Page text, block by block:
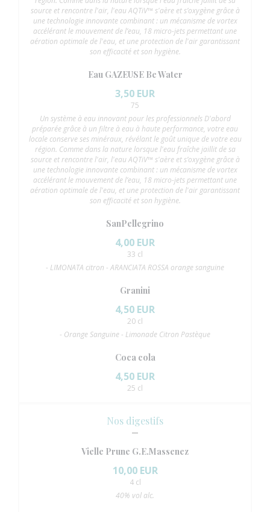
source et rencontre l'air, l'eau AQTiV™ s'aère et s’oxygène grâce à
une technologie innovante combinant : un mécanisme de vortex
accélérant le mouvement de l’eau, 18 micro-jets permettant une
aération optimale de l'eau, et une protection de l'air garantissant
son efficacité et son hygiène.
Eau GAZEUSE Be Water
3,50 EUR
75
Un système à eau innovant pour les professionnels D'abord
préparée grâce à un filtre à eau à haute performance, votre eau
locale conserve ses minéraux, révélant le goût unique de votre eau
région. Comme dans la nature lorsque l'eau fraîche jaillit de sa
source et rencontre l'air, l'eau AQTiV™ s'aère et s’oxygène grâce à
une technologie innovante combinant : un mécanisme de vortex
accélérant le mouvement de l’eau, 18 micro-jets permettant une
aération optimale de l'eau, et une protection de l'air garantissant
son efficacité et son hygiène.
SanPellegrino
4,00 EUR
33 cl
- LIMONATA citron - ARANCIATA ROSSA orange sanguine
Granini
4,50 EUR
20 cl
- Orange Sanguine - Limonade Citron Pastèque
Coca cola
4,50 EUR
25 cl
Nos digestifs
Vielle Prune G.E.Massenez
10,00 EUR
4 cl
40% vol alc.